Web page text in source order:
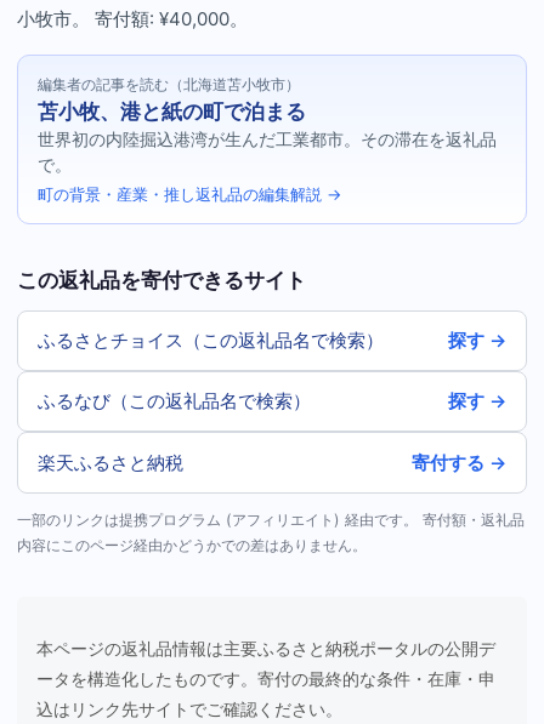
小牧市。 寄付額: ¥40,000。
編集者の記事を読む（北海道苫小牧市）
苫小牧、港と紙の町で泊まる
世界初の内陸掘込港湾が生んだ工業都市。その滞在を返礼品
で。
町の背景・産業・推し返礼品の編集解説 →
この返礼品を寄付できるサイト
ふるさとチョイス（この返礼品名で検索） 探す →
ふるなび（この返礼品名で検索） 探す →
楽天ふるさと納税 寄付する →
一部のリンクは提携プログラム (アフィリエイト) 経由です。 寄付額・返礼品
内容にこのページ経由かどうかでの差はありません。
本ページの返礼品情報は主要ふるさと納税ポータルの公開デ
ータを構造化したものです。寄付の最終的な条件・在庫・申
込はリンク先サイトでご確認ください。